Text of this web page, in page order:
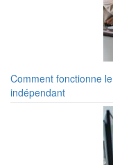
Comment fonctionne
indépendant